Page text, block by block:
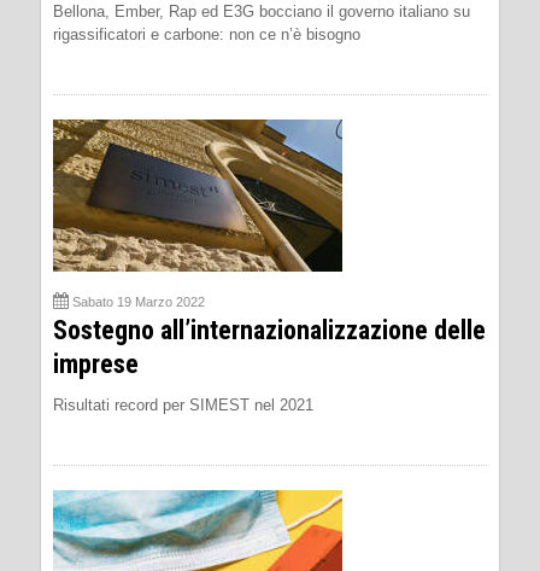
Bellona, Ember, Rap ed E3G bocciano il governo italiano su
rigassificatori e carbone: non ce n’è bisogno
Sabato 19 Marzo 2022
Sostegno all’internazionalizzazione delle
imprese
Risultati record per SIMEST nel 2021